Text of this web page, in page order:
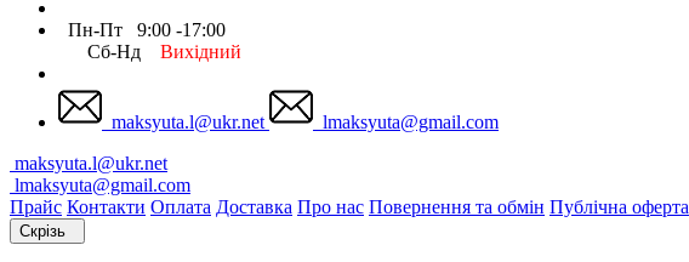
Пн-Пт 9:00 -17:00
Сб-Нд Вихідний
maksyuta.l@ukr.net
lmaksyuta@gmail.com
maksyuta.l@ukr.net
lmaksyuta@gmail.com
Прайс Контакти Оплата Доставка Про нас Повернення та обмін Публічна оферта
Скрізь